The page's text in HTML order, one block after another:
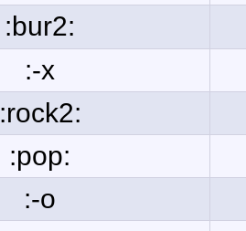
:bur2:
:-x
:rock2:
:pop:
:-o